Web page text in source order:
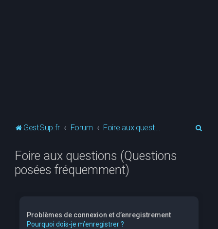
GestSup.fr Forum Foire aux questions (Questions posées fréquemment)
Foire aux questions (Questions
posées fréquemment)
Problèmes de connexion et d’enregistrement
Pourquoi dois-je m’enregistrer ?